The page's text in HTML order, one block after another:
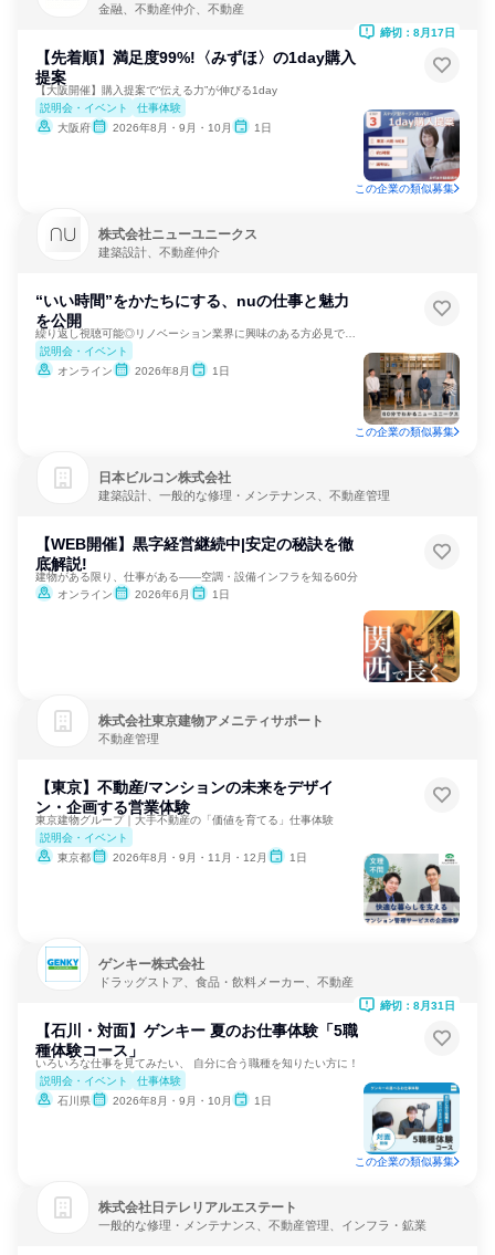
金融、不動産仲介、不動産
【先着順】満足度99%!〈みずほ〉の1day購入
提案
【大阪開催】購入提案で“伝える力”が伸びる1day
説明会・イベント
仕事体験
大阪府
2026年8月・9月・10月 1日
締切：8月17日
この企業の類似募集
株式会社ニューユニークス
建築設計、不動産仲介
“いい時間”をかたちにする、nuの仕事と魅力
を公開
説明会・イベント
オンライン
2026年8月 1日
この企業の類似募集
日本ビルコン株式会社
建築設計、一般的な修理・メンテナンス、不動産管理
【WEB開催】黒字経営継続中|安定の秘訣を徹
底解説!
建物がある限り、仕事がある――空調・設備インフラを知る60分
オンライン
2026年6月 1日
株式会社東京建物アメニティサポート
不動産管理
【東京】不動産/マンションの未来をデザイ
ン・企画する営業体験
東京建物グループ｜大手不動産の「価値を育てる」仕事体験
説明会・イベント
東京都
2026年8月・9月・11月・12月 1日
ゲンキー株式会社
ドラッグストア、食品・飲料メーカー、不動産
【石川・対面】ゲンキー 夏のお仕事体験「5職
種体験コース」
いろいろな仕事を見てみたい、 自分に合う職種を知りたい方に！
説明会・イベント
仕事体験
石川県
2026年8月・9月・10月 1日
締切：8月31日
この企業の類似募集
株式会社日テレリアルエステート
一般的な修理・メンテナンス、不動産管理、インフラ・鉱業